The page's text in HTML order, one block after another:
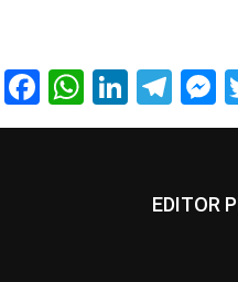
Facebook
EDITOR